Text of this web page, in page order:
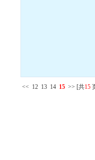
<< 12 13 14 15 >> [共15